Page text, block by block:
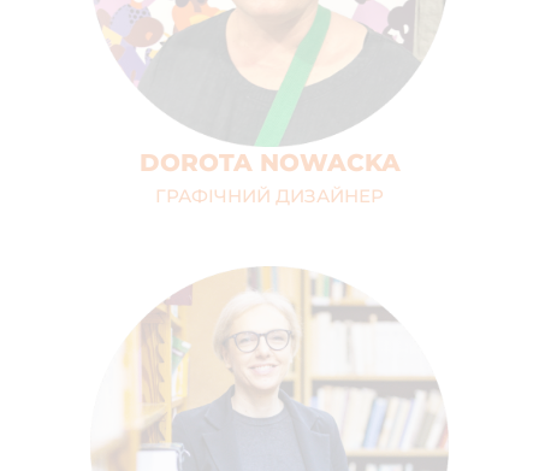
DOROTA NOWACKA
ГРАФІЧНИЙ ДИЗАЙНЕР